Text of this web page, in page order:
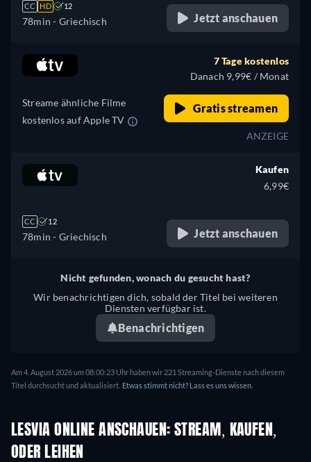
CC HD 12
78min - Griechisch Jetzt anschauen
Streame ähnliche Filme
kostenlos auf Apple TV
7 Tage kostenlos
Danach 9,99€ / Monat
Gratis streamen
ANZEIGE
CC 12
78min - Griechisch
Kaufen
6,99€
Jetzt anschauen
Nicht gefunden, wonach du gesucht hast?
Wir benachrichtigen dich, sobald der Titel bei weiteren
Diensten verfügbar ist.
Benachrichtigen
Am 4. August 2026 um 08:00:23 Uhr haben wir 221 Streaming-Dienste nach diesem
Titel durchsucht und aktualisiert. Etwas stimmt nicht? Lass es uns wissen.
LESVIA ONLINE ANSCHAUEN: STREAM, KAUFEN,
ODER LEIHEN